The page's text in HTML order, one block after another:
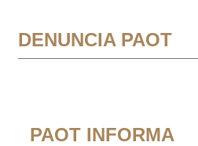
DENUNCIA PAOT
PAOT INFORMA